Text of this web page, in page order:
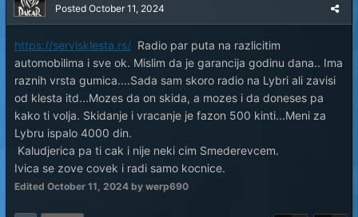
Posted October 11, 2024
https://servisklesta.rs/ Radio par puta na razlicitim
automobilima i sve ok. Mislim da je garancija godinu dana.. Ima
raznih vrsta gumica....Sada sam skoro radio na Lybri ali zavisi
od klesta itd...Mozes da on skida, a mozes i da doneses pa
kako ti volja. Skidanje i vracanje je fazon 500 kinti...Meni za
Lybru ispalo 4000 din.
Kaludjerica pa ti cak i nije neki cim Smederevcem.
Ivica se zove covek i radi samo kocnice.
Edited October 11, 2024 by werp690